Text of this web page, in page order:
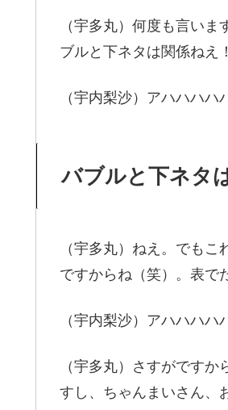
（宇多丸）何度も言い
ブルと下ネタは関係ねえ
（宇内梨沙）アハハハハ
バブルと下ネタ
（宇多丸）ねえ。でも
ですからね（笑）。表で
（宇内梨沙）アハハハハ
（宇多丸）さすがです
すし、ちゃんまいさん、